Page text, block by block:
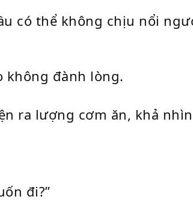
có thể không chịu nổi
không đành lòng.
ra lượng cơm ăn, khả
đi?”